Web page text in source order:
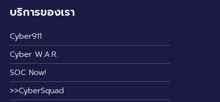
บริการของเรา
Cyber911
Cyber W.A.R.
SOC Now!
>>CyberSquad